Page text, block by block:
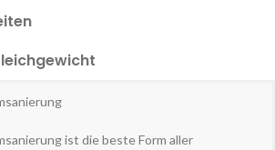
ist die beste Form aller